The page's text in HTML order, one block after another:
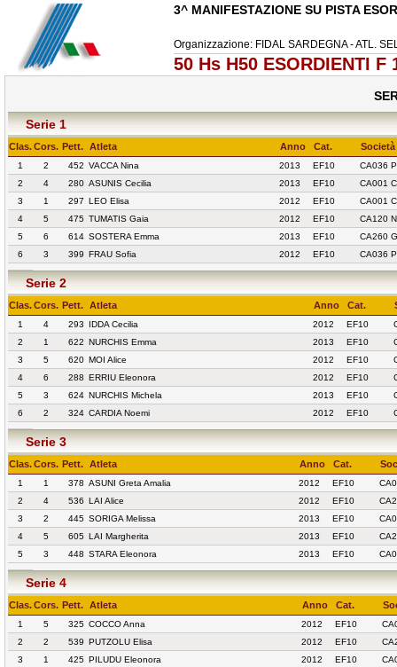
3^ MANIFESTAZIONE SU PISTA
Organizzazione: FIDAL SARDEGNA - ATL.
50 Hs H50 ESORDIENTI F
Serie 1
Clas.Cors. Pett. Atleta Anno Cat. Società
1 2 452 VACCA Nina 2013 EF10
CA036
2
4 280 ASUNIS Cecilia 2013 EF10
CA001
3
1 297 LEO Elisa 2012 EF10
CA001
4
5 475 TUMATIS Gaia 2012 EF10
CA120
5
6 614 SOSTERA Emma 2013 EF10
CA260
6
3 399 FRAU Sofia 2012 EF10 CA036
Serie 2
Clas.Cors. Pett. Atleta Anno Cat.
1 4 293 IDDA Cecilia 2012 EF10
2
1 622 NURCHIS Emma 2013 EF10
3
5 620 MOI Alice 2012 EF10
4
6 288 ERRIU Eleonora 2012 EF10
5
3 624 NURCHIS Michela 2013 EF10
6
2 324 CARDIA Noemi 2012 EF10
Serie 3
Clas.Cors. Pett. Atleta Anno Cat.
1 1 378 ASUNI Greta Amalia 2012 EF10
2
4 536 LAI Alice 2012 EF10
3
2 445 SORIGA Melissa 2013 EF10
4
5 605 LAI Margherita 2013 EF10
5
3 448 STARA Eleonora 2013 EF10
Serie 4
Clas.Cors. Pett. Atleta Anno Cat.
1 5 325 COCCO Anna 2012 EF10
2
2 539 PUTZOLU Elisa 2012 EF10
3
1 425 PILUDU Eleonora 2012 EF10